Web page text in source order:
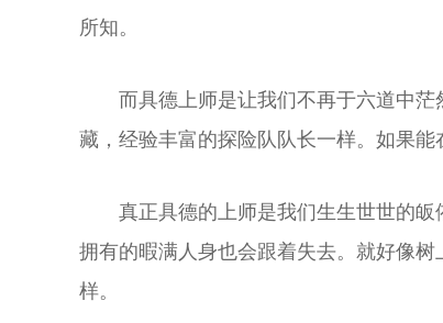
所知。
而具德上师是让我们不再于六道中
藏，经验丰富的探险队队长一样。如果
真正具德的上师是我们生生世世的
拥有的暇满人身也会跟着失去。就好像
样。